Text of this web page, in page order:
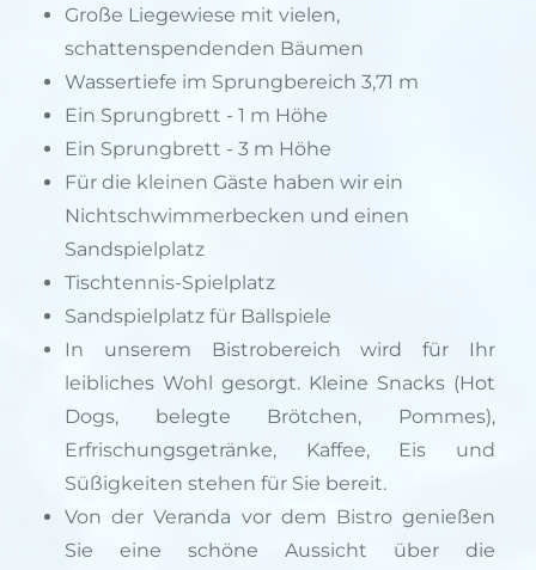
Große Liegewiese mit vielen,
schattenspendenden Bäumen
Wassertiefe im Sprungbereich 3,71 m
Ein Sprungbrett - 1 m Höhe
Ein Sprungbrett - 3 m Höhe
Für die kleinen Gäste haben wir ein
Nichtschwimmerbecken und einen
Sandspielplatz
Tischtennis-Spielplatz
Sandspielplatz für Ballspiele
In unserem Bistrobereich wird für Ihr
leibliches Wohl gesorgt. Kleine Snacks (Hot
Dogs, belegte Brötchen, Pommes),
Erfrischungsgetränke, Kaffee, Eis und
Süßigkeiten stehen für Sie bereit.
Von der Veranda vor dem Bistro genießen
Sie eine schöne Aussicht über die